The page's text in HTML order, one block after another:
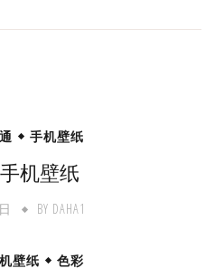
手机壁纸
机壁纸
BY DAHA1
壁纸 色彩